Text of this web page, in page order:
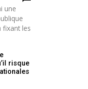
une
fixant les
risque